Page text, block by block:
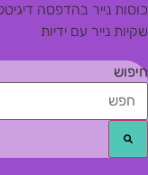
כוסות נייר בהדפסה
שקיות נייר עם ידיות
חיפוש